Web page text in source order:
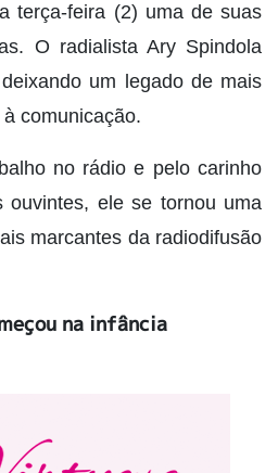
terça-feira (2) uma de suas
O radialista Ary Spindola
um legado de mais
comunicação.
no rádio e pelo carinho
ouvintes, ele se tornou uma
marcantes da radiodifusão
na infância